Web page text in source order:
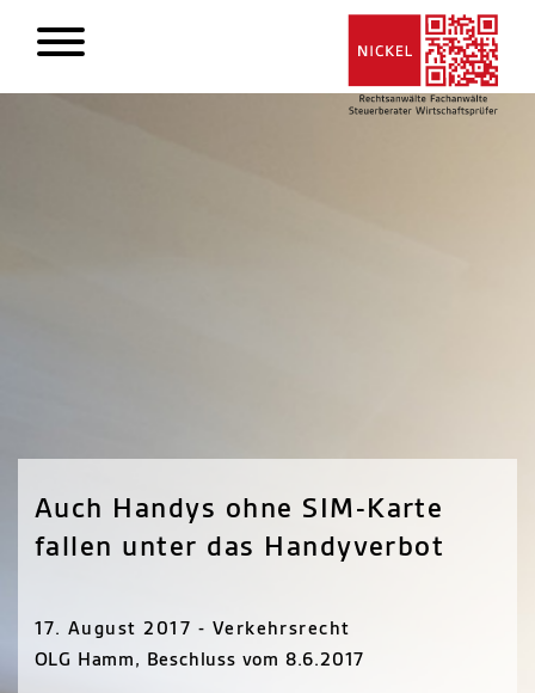
Auch Handys ohne SIM-Karte
fallen unter das Handyverbot
17. August 2017 - Verkehrsrecht
OLG Hamm, Beschluss vom 8.6.2017